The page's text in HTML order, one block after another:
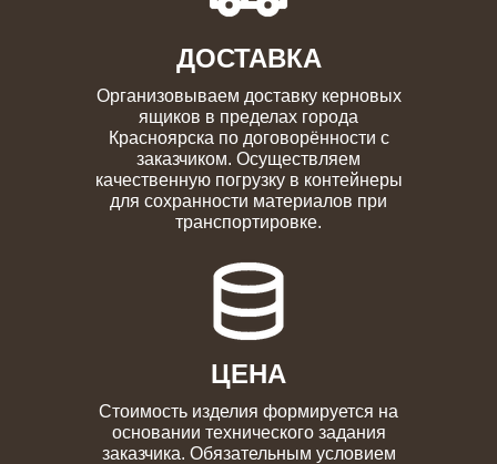
ДОСТАВКА
Организовываем доставку керновых
ящиков в пределах города
Красноярска по договорённости с
заказчиком. Осуществляем
качественную погрузку в контейнеры
для сохранности материалов при
транспортировке.
ЦЕНА
Стоимость изделия формируется на
основании технического задания
заказчика. Обязательным условием